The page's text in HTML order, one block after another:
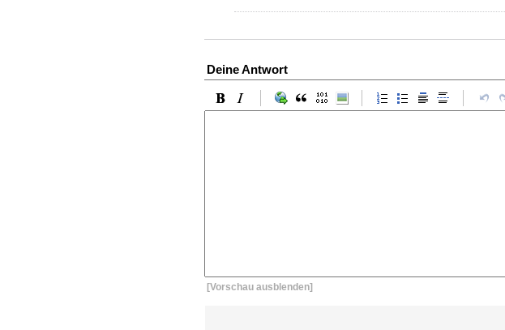
Deine Antwort
[Vorschau ausblenden]